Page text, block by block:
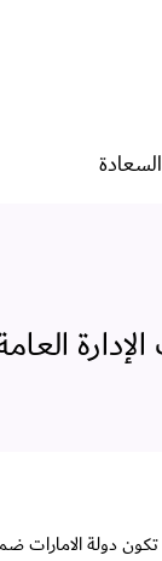
الاجانب –دبي إلى تحقيق رؤية